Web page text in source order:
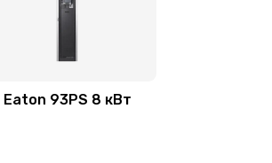
Eaton 93PS 8 кВт